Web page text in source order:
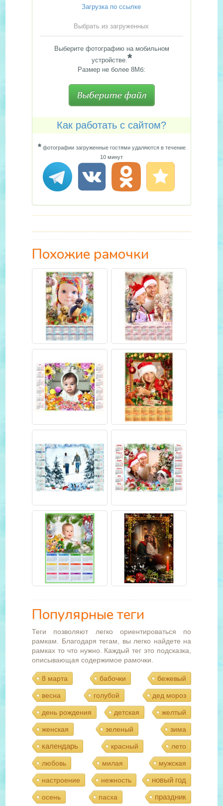
Загрузка по ссылке
Выбрать из загруженных
Выберите фотографию на мобильном
устройстве.*
Размер не более 8Мб:
Как работать с сайтом?
*фотографии загруженные гостями удаляются в течение
10 минут
Похожие рамочки
Популярные теги
Теги позволяют легко ориентироваться по
рамкам. Благодаря тегам, вы легко найдете на
рамках то что нужно. Каждый тег это подсказка,
описывающая содержимое рамочки.
8 марта бабочки бежевый
весна голубой дед мороз
день рождения детская желтый
женская зеленый зима
календарь красный лето
любовь милая мужская
настроение нежность новый год
осень пасха праздник